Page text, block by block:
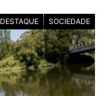
DESTAQUE SOCIEDADE